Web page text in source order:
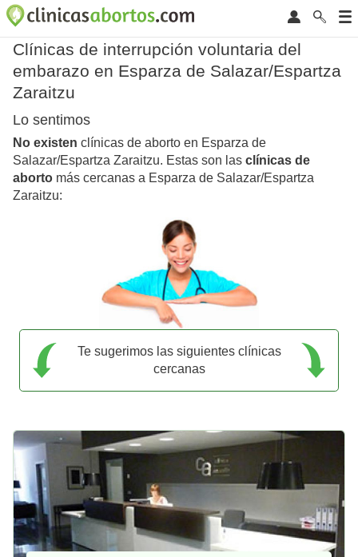
Clínicas de interrupción voluntaria del
embarazo en Esparza de Salazar/Espartza
Zaraitzu
Lo sentimos
No existen clínicas de aborto en Esparza de
Salazar/Espartza Zaraitzu. Estas son las clínicas de
aborto más cercanas a Esparza de Salazar/Espartza
Zaraitzu:
Te sugerimos las siguientes clínicas
cercanas